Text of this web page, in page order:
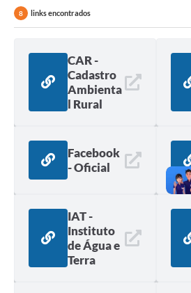
8 links encontrados
CAR -
Cadastro
Ambienta
l Rural
Facebook
- Oficial
IAT -
Instituto
de Água e
Terra